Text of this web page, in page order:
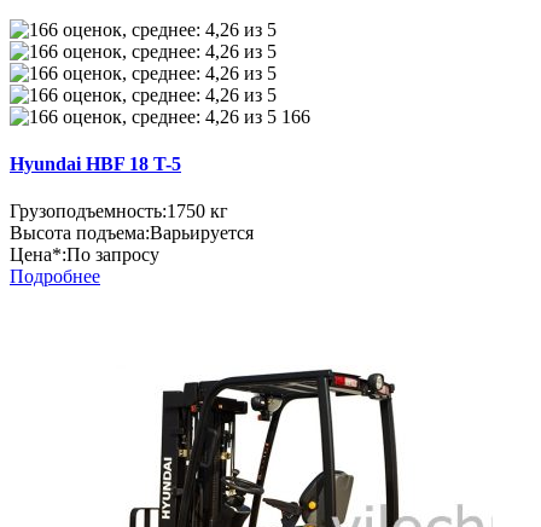
166
Hyundai HBF 18 T-5
Грузоподъемность:1750 кг
Высота подъема:Варьируется
Цена*:По запросу
Подробнее